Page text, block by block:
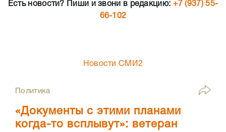
Есть новости? Пиши и звони в редакцию: +7 (937) 55-
66-102
Новости СМИ2
Политика
«Документы с этими планами
когда-то всплывут»: ветеран